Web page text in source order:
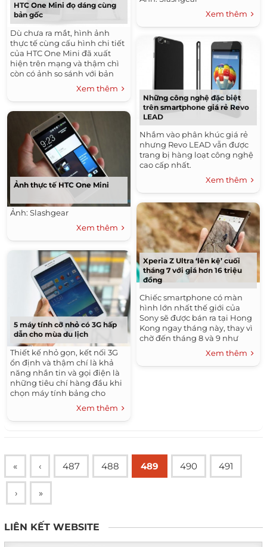
HTC One Mini đọ dáng cùng
bản gốc
Dù chưa ra mắt, hình ảnh
thực tế cùng cấu hình chi tiết
của HTC One Mini đã xuất
hiện trên mạng và thậm chì
còn có ảnh so sánh với bản
Xem thêm
Ảnh thực tế HTC One Mini
Ảnh: Slashgear
Xem thêm
5 máy tính cỡ nhỏ có 3G hấp
dẫn cho mùa du lịch
Thiết kế nhỏ gọn, kết nối 3G
ổn định và thậm chí là khả
năng nhắn tin và gọi điện là
những tiêu chí hàng đầu khi
chọn máy tính bảng cho
Xem thêm
Xem thêm
Những công nghệ đặc biệt
trên smartphone giá rẻ Revo
LEAD
Nhắm vào phân khúc giá rẻ
nhưng Revo LEAD vẫn được
trang bị hàng loạt công nghệ
cao cấp nhất.
Xem thêm
Xperia Z Ultra ‘lên kệ’ cuối
tháng 7 với giá hơn 16 triệu
đồng
Chiếc smartphone có màn
hình lớn nhất thế giới của
Sony sẽ được bán ra tại Hong
Kong ngay tháng này, thay vì
chờ đến tháng 8 và 9 như
Xem thêm
« ‹ 487 488 489 490 491
› »
LIÊN KẾT WEBSITE